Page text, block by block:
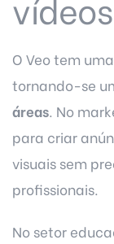
O Veo tem
tornando-se
áreas. No
para criar
visuais sem
profissionais.
No setor